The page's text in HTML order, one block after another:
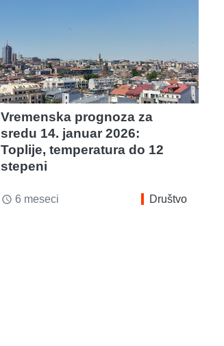
Vremenska prognoza za
sredu 14. januar 2026:
Toplije, temperatura do 12
stepeni
access_time 6 meseci Društvo